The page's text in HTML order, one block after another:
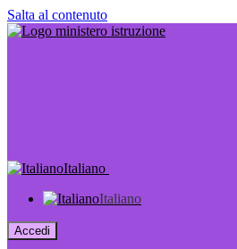
Salta al contenuto
Italiano
Italiano
Accedi